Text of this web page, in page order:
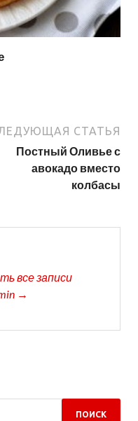
СТАТЬЯ
Постный Оливье с
авокадо вместо
колбасы
все записи
→